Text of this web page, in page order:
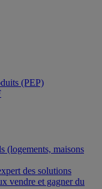
(PEP)
(logements, maisons
des solutions
vendre et gagner du